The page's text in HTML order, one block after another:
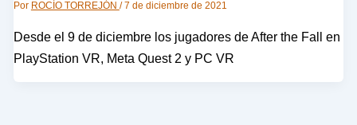
Por ROCÍO TORREJÓN /7 de diciembre de 2021
Desde el 9 de diciembre los jugadores de After the Fall en
PlayStation VR, Meta Quest 2 y PC VR